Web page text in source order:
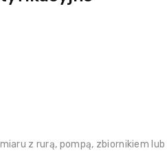
z rurą, pompą, zbiornikiem